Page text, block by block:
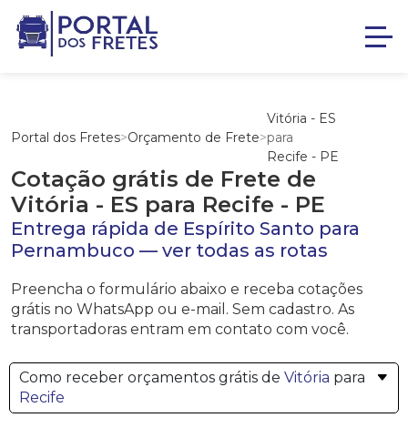
Portal dos Fretes>Orçamento de Frete>
Vitória - ES
para
Recife - PE
Cotação grátis de Frete de
Vitória - ES para Recife - PE
Entrega rápida de Espírito Santo para
Pernambuco — ver todas as rotas
Preencha o formulário abaixo e receba cotações
grátis no WhatsApp ou e-mail. Sem cadastro. As
transportadoras entram em contato com você.
Como receber orçamentos grátis de Vitória para
Recife